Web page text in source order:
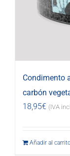
Condimento
carbón
18,95€ (IVA
Añadir al